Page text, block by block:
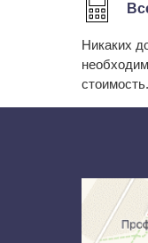
Никаких
стоимость.